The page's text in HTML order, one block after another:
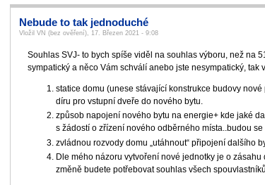
Nebude to tak jednoduché
Vložil VN (bez ověření), 17. Březen 2021 - 9:08
Souhlas SVJ- to bych spíše viděl na souhlas výboru, než na
sympatický a něco Vám schválí anebo jste nesympatický, tak
statice domu (unese stávající konstrukce budovy
díru pro vstupní dveře do nového bytu.
způsob napojení nového bytu na energie+ kde jaké
s žádostí o zřízení nového odběrného místa..budou
zvládnou rozvody domu „utáhnout“ připojení dalšího
Dle mého názoru vytvoření nové jednotky je o
změně budete potřebovat souhlas všech